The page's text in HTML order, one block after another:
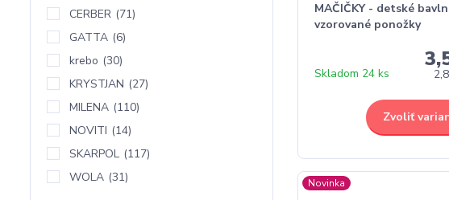
MAČIČKY - detské
vzorované ponožky
Skladom 24 ks
Zvoliť
Novinka
CERBER (71)
GATTA (6)
krebo (30)
KRYSTJAN (27)
MILENA (110)
NOVITI (14)
SKARPOL (117)
WOLA (31)